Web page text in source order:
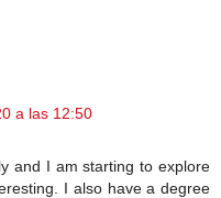
a las 12:50
and I am starting to explore
I also have a degree